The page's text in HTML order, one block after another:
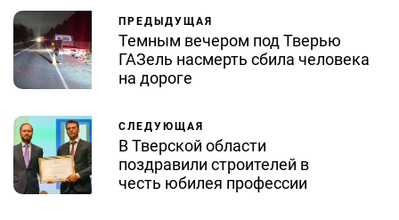
ПРЕДЫДУЩАЯ
Темным вечером под Тверью
ГАЗель насмерть сбила человека
на дороге
СЛЕДУЮЩАЯ
В Тверской области
поздравили строителей в
честь юбилея профессии